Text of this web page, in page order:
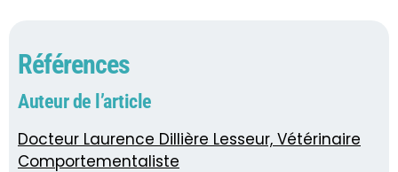
Références
Auteur de l’article
Docteur Laurence Dillière Lesseur, Vétérinaire
Comportementaliste